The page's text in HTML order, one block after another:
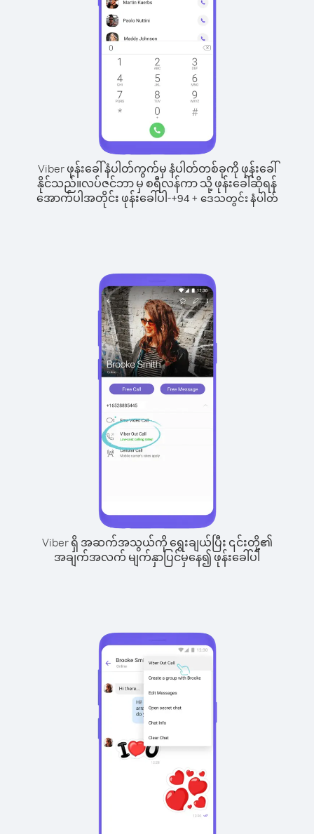
Viber ဖုန်းခေါ်နံပါတ်ကွက်မှ နံပါတ်တစ်ခုကို ဖုန်းခေါ်
နိုင်သည်။လပ်ဇင်ဘာ မှ စရီလန်ကာ သို့ ဖုန်းခေါ်ဆိုရန်
အောက်ပါအတိုင်း ဖုန်းခေါ်ပါ-+94+ ဒေသတွင်း နံပါတ်
Viber ရှိ အဆက်အသွယ်ကို ရွေးချယ်ပြီး ၎င်းတို့၏
အချက်အလက် မျက်နှာပြင်မှနေ၍ ဖုန်းခေါ်ပါ